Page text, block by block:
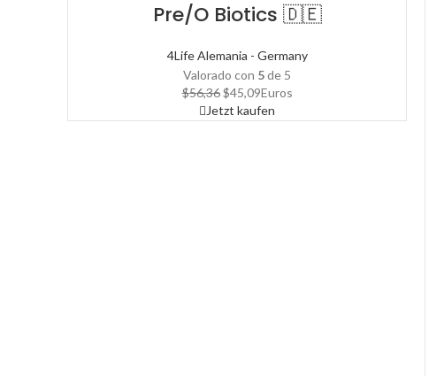
Pre/O Biotics 🇩🇪
4Life Alemania - Germany
Valorado con 5de 5
$56,36 El
precio
original
$45,09El
precio
actual
Euros
Jetzt kaufen